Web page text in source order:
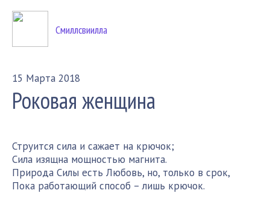
Смиллсвиилла
15 Марта 2018
Роковая женщина
Струится сила и сажает на крючок;
Сила изящна мощностью магнита.
Природа Силы есть Любовь, но, только в срок,
Пока работающий способ – лишь крючок.